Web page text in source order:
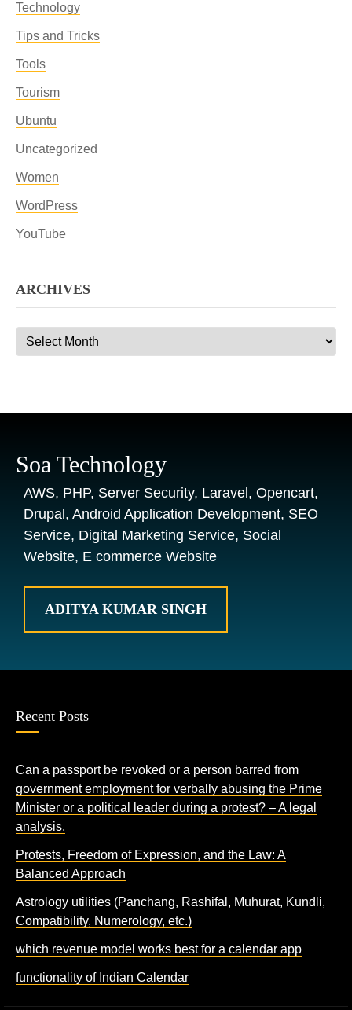
Technology
Tips and Tricks
Tools
Tourism
Ubuntu
Uncategorized
Women
WordPress
YouTube
ARCHIVES
Archives
Soa Technology
AWS, PHP, Server Security, Laravel, Opencart,
Drupal, Android Application Development, SEO
Service, Digital Marketing Service, Social
Website, E commerce Website
ADITYA KUMAR SINGH
Recent Posts
Can a passport be revoked or a person barred from
government employment for verbally abusing the Prime
Minister or a political leader during a protest? – A legal
analysis.
Protests, Freedom of Expression, and the Law: A
Balanced Approach
Astrology utilities (Panchang, Rashifal, Muhurat, Kundli,
Compatibility, Numerology, etc.)
which revenue model works best for a calendar app
functionality of Indian Calendar